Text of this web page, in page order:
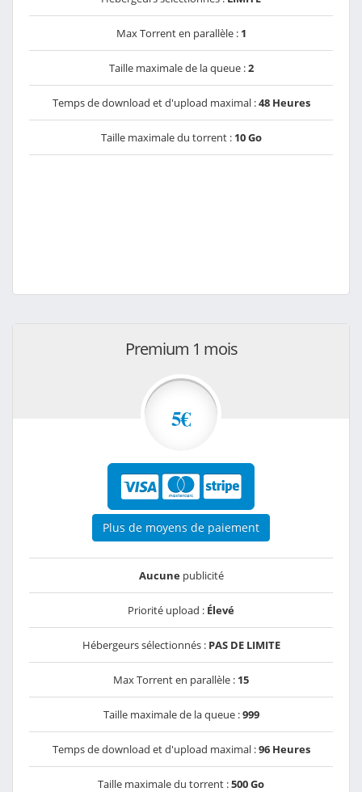
Max Torrent en parallèle : 1
Taille maximale de la queue :2
Temps de download et d'upload maximal :48 Heures
Taille maximale du torrent : 10 Go
Premium 1 mois
5€
Plus de moyens de paiement
Aucunepublicité
Priorité upload : Élevé
Hébergeurs sélectionnés : PAS DE LIMITE
Max Torrent en parallèle : 15
Taille maximale de la queue :999
Temps de download et d'upload maximal :96 Heures
Taille maximale du torrent :500 Go